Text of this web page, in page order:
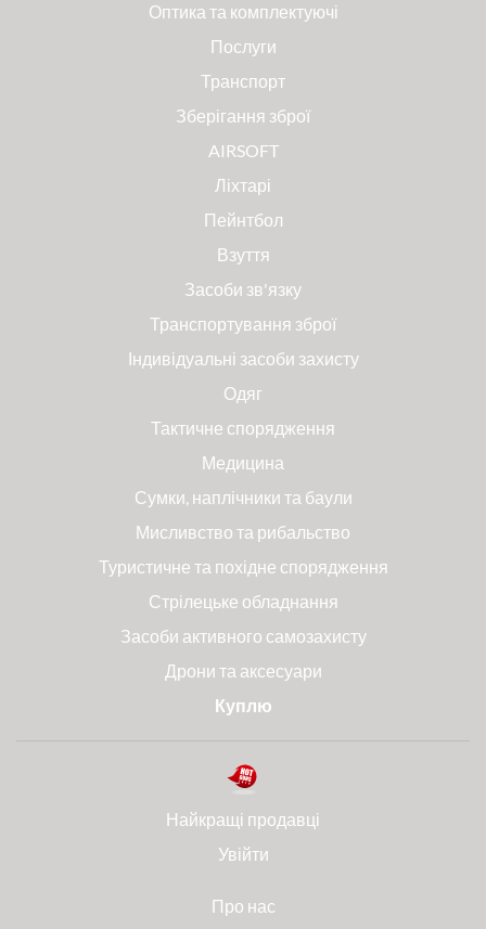
Оптика та комплектуючі
Послуги
Транспорт
Зберігання зброї
AIRSOFT
Ліхтарі
Пейнтбол
Взуття
Засоби зв'язку
Транспортування зброї
Індивідуальні засоби захисту
Одяг
Тактичне спорядження
Медицина
Сумки, наплічники та баули
Мисливство та рибальство
Туристичне та похідне спорядження
Стрілецьке обладнання
Засоби активного самозахисту
Дрони та аксесуари
Куплю
Найкращі продавці
Увійти
Про нас